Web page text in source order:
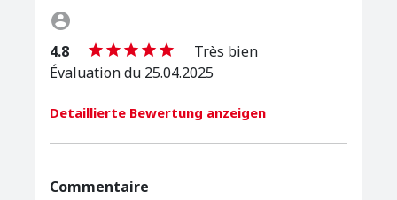
4.8
Très bien
Évaluation du 25.04.2025
Detaillierte Bewertung anzeigen
Commentaire